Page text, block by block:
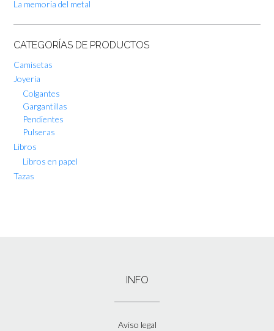
La memoria del metal
CATEGORÍAS DE PRODUCTOS
Camisetas
Joyería
Colgantes
Gargantillas
Pendientes
Pulseras
Libros
Libros en papel
Tazas
INFO
Aviso legal